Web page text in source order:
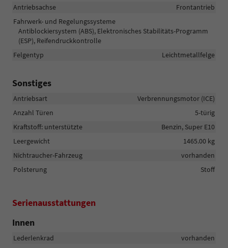
Antriebsachse
Frontantrieb
Fahrwerk- und Regelungssysteme
Antiblockiersystem (ABS), Elektronisches Stabilitäts-Programm
(ESP), Reifendruckkontrolle
Felgentyp
Leichtmetallfelge
Sonstiges
Antriebsart
Verbrennungsmotor (ICE)
Anzahl Türen
5-türig
Kraftstoff: unterstützte
Benzin, Super E10
Leergewicht
1465.00 kg
Nichtraucher-Fahrzeug
vorhanden
Polsterung
Stoff
Serienausstattungen
Innen
Lederlenkrad
vorhanden